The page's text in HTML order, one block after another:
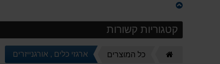
קטגוריות קשורות
כל המוצרים ארגזי כלים , אורגנייזרים